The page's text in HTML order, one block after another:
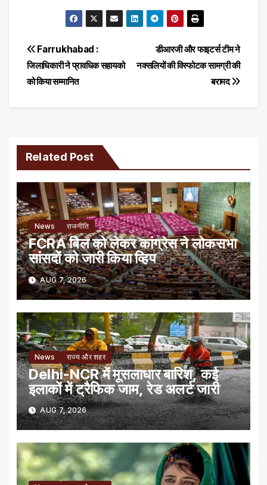
Post
navigation
डीआरजी और फाइटर्स टीम ने
नक्सलियों की विस्फोटक सामग्री की
बरामद
Farrukhabad :
जिलाधिकारी ने प्रावधिक सहायको
को किया सम्मानित
Related Post
News राजनीति
FCRA बिल को लेकर कांग्रेस ने लोकसभा
सांसदों को जारी किया व्हिप
AUG 7, 2026
News राज्य और शहर
Delhi-NCR में मूसलाधार बारिश, कई
इलाकों में ट्रैफिक जाम, रेड अलर्ट जारी
AUG 7, 2026